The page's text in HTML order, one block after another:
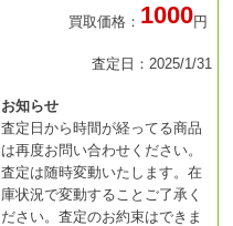
買取価格： 1000円
査定日：2025/1/31
お知らせ
査定日から時間が経ってる商品
は再度お問い合わせください。
査定は随時変動いたします。在
庫状況で変動することご了承く
ださい。査定のお約束はできま